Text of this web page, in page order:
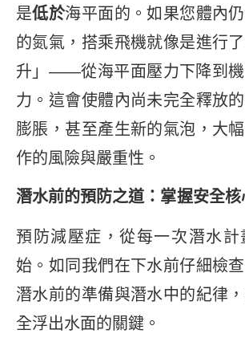
是低於海平面的。如果您體內
的氮氣，搭乘飛機就像是進行
升」——從海平面壓力下降到
力。這會使體內尚未完全釋放
膨脹，甚至產生新的氣泡，大
作的風險與嚴重性。
潛水前的預防之道：掌握安全核
預防減壓症，從每一次潛水計
始。如同我們在下水前仔細檢
潛水前的準備與潛水中的紀律
全浮出水面的關鍵。